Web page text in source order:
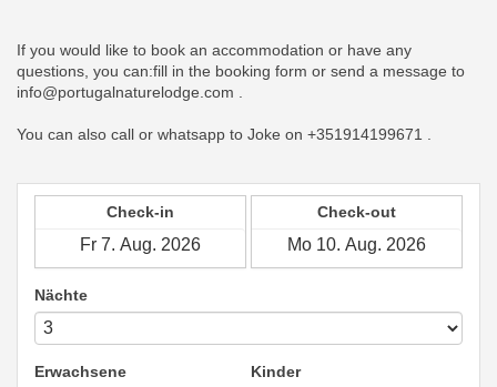
If you would like to book an accommodation or have any
questions, you can:fill in the booking form or send a message to
info@portugalnaturelodge.com .
You can also call or whatsapp to Joke on +351914199671 .
Check-in Check-out
Nächte
Erwachsene Kinder